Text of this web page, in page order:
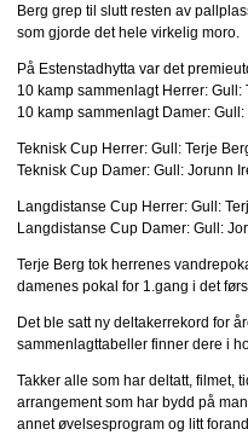
Berg grep til slutt resten av
som gjorde det hele virkelig moro.
På Estenstadhytta var det
10 kamp sammenlagt Herrer:
10 kamp sammenlagt Damer:
Teknisk Cup Herrer: Gull: Terje
Teknisk Cup Damer: Gull: Jorunn
Langdistanse Cup Herrer: Gull:
Langdistanse Cup Damer: Gull:
Terje Berg tok herrenes
damenes pokal for 1.gang i det
Det ble satt ny deltakerrekord for
sammenlagttabeller finner dere i
Takker alle som har deltatt, filmet,
arrangement som har bydd på
annet øvelsesprogram og litt